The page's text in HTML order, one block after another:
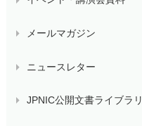
メールマガジン
ニュースレター
JPNIC公開文書ライブラリ